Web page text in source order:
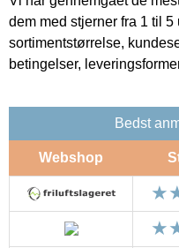
dem med stjerner fra 1 til
sortimentstørrelse,
betingelser,
Bedst
Webshop